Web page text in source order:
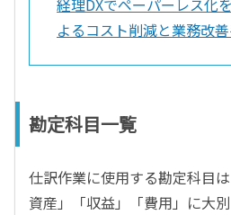
経理DXでペーパーレス化
よるコスト削減と業務改
勘定科目一覧
仕訳作業に使用する勘定科目
資産」「収益」「費用」に大別